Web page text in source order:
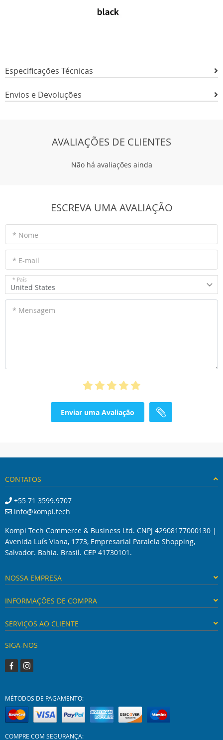
Especificações Técnicas
Envios e Devoluções
AVALIAÇÕES DE CLIENTES
Não há avaliações ainda
ESCREVA UMA AVALIAÇÃO
* Nome
* E-mail
* País
United States
* Mensagem
Enviar uma Avaliação
CONTATOS
+55 71 3599.9707
info@kompi.tech
Kompi Tech Commerce & Business Ltd. CNPJ 42908177000130 |
Avenida Luís Viana, 1773, Empresarial Paralela Shopping,
Salvador. Bahia. Brasil. CEP 41730101.
NOSSA EMPRESA
INFORMAÇÕES DE COMPRA
SERVIÇOS AO CLIENTE
SIGA-NOS
MÉTODOS DE PAGAMENTO:
COMPRE COM SEGURANÇA: